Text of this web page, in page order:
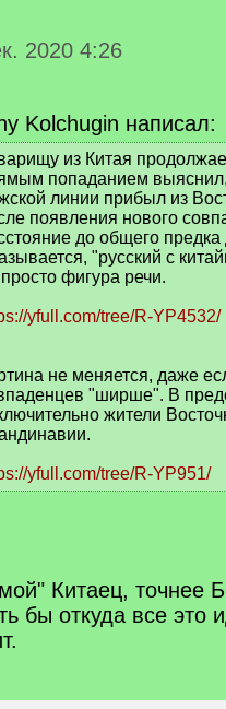
2020 4:26
Kolchugin написал:
из Китая
попаданием
линии прибыл из
появления нового
до общего предка
"русский с
фигура речи.
yfull.com/tree/R-YP4532/
не меняется, даже
"ширше". В
жители
yfull.com/tree/R-YP951/
Китаец, точнее
бы откуда все это